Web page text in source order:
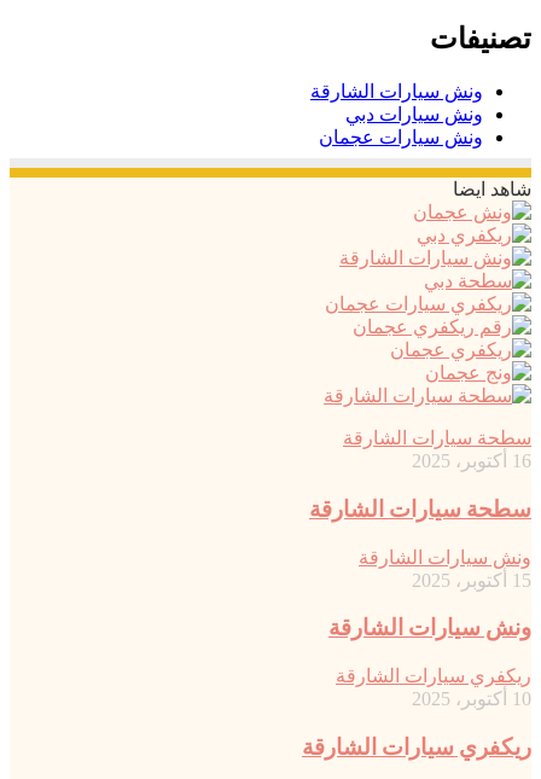
تصنيفات
ونش سيارات الشارقة
ونش سيارات دبي
ونش سيارات عجمان
شاهد ايضا
سطحة سيارات الشارقة
16 أكتوبر، 2025
سطحة سيارات الشارقة
ونش سيارات الشارقة
15 أكتوبر، 2025
ونش سيارات الشارقة
ريكفري سيارات الشارقة
10 أكتوبر، 2025
ريكفري سيارات الشارقة